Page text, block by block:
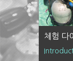
체험 다